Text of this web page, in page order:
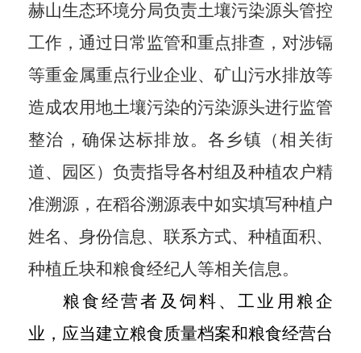
赫山生态环境分局负责土壤污染源头管控
工作，通过日常监管和重点排查，对涉镉
等重金属重点行业企业、矿山污水排放等
造成农用地土壤污染的污染源头进行监管
整治，确保达标排放。各乡镇（相关街
道、园区）负责指导各村组及种植农户精
准溯源，在稻谷溯源表中如实填写种植户
姓名、身份信息、联系方式、种植面积、
种植丘块和粮食经纪人等相关信息。
粮食经营者及饲料、工业用粮企
业，应当建立粮食质量档案和粮食经营台